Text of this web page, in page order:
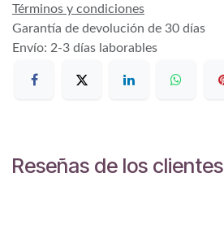
Términos y condiciones
Garantía de devolución de 30 días
Envío: 2-3 días laborables
Reseñas de los clientes